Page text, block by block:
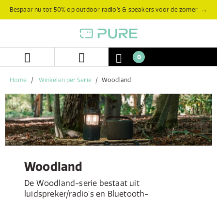
Bespaar nu tot 50% op outdoor radio’s & speakers voor de zomer →
0
Home Winkelen per Serie Woodland
Woodland
De Woodland-serie bestaat uit
luidspreker/radio's en Bluetooth-